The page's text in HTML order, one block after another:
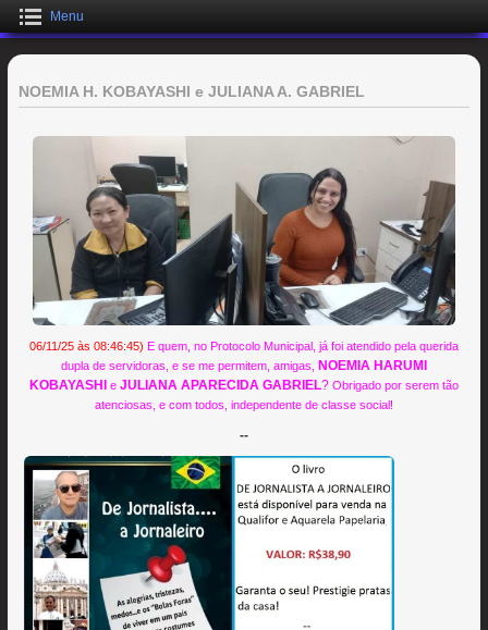
Menu
NOEMIA H. KOBAYASHI e JULIANA A. GABRIEL
06/11/25 às 08:46:45) E quem, no Protocolo Municipal, já foi atendido pela querida
dupla de servidoras, e se me permitem, amigas,
NOEMIA HARUMI
KOBAYASHI
e JULIANA APARECIDA GABRIEL? Obrigado por serem tão
atenciosas, e com todos, independente de classe social!
--